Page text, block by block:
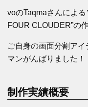
voのTaqmaさんによ
FOUR CLOUDER”の
ご自身の画面分割ア
マンがんばりました！
制作実績概要